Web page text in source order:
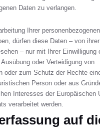
Daten zu verlangen.
Ihrer
dürfen diese Daten – von ihrer
– nur mit Ihrer Einwilligung
oder Verteidigung von
oder zum Schutz der Rechte
Person oder aus
Interesses der Europäischen
verarbeitet werden.
auf